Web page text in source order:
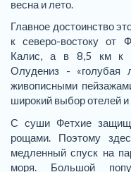
весна и лето.
Главное достоинство
к северо-востоку от
Калис, а в 8,5 км к
Олудениз - «голубая
живописными
широкий выбор отелей и
С суши Фетхие
рощами. Поэтому
медленный спуск на
моря. Большой